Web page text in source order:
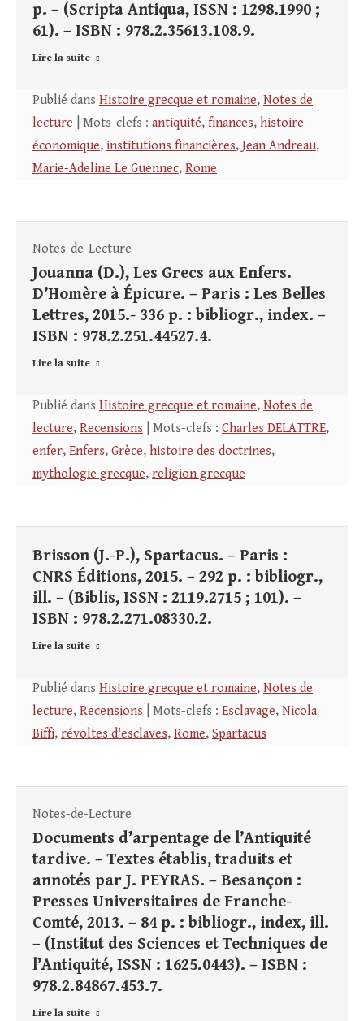
p. – (Scripta Antiqua, ISSN : 1298.1990 ;
61). – ISBN : 978.2.35613.108.9.
Lire la suite
Publié dans Histoire grecque et romaine, Notes de
lecture | Mots-clefs : antiquité, finances, histoire
économique, institutions financières, Jean Andreau,
Marie-Adeline Le Guennec, Rome
Notes-de-Lecture
Jouanna (D.), Les Grecs aux Enfers.
D’Homère à Épicure. – Paris : Les Belles
Lettres, 2015.- 336 p. : bibliogr., index. –
ISBN : 978.2.251.44527.4.
Lire la suite
Publié dans Histoire grecque et romaine, Notes de
lecture, Recensions | Mots-clefs : Charles DELATTRE,
enfer, Enfers, Grèce, histoire des doctrines,
mythologie grecque, religion grecque
Brisson (J.-P.), Spartacus. – Paris :
CNRS Éditions, 2015. – 292 p. : bibliogr.,
ill. – (Biblis, ISSN : 2119.2715 ; 101). –
ISBN : 978.2.271.08330.2.
Lire la suite
Publié dans Histoire grecque et romaine, Notes de
lecture, Recensions | Mots-clefs : Esclavage, Nicola
Biffi, révoltes d'esclaves, Rome, Spartacus
Notes-de-Lecture
Documents d’arpentage de l’Antiquité
tardive. – Textes établis, traduits et
annotés par J. PEYRAS. – Besançon :
Presses Universitaires de Franche-
Comté, 2013. – 84 p. : bibliogr., index, ill.
– (Institut des Sciences et Techniques de
l’Antiquité, ISSN : 1625.0443). – ISBN :
978.2.84867.453.7.
Lire la suite